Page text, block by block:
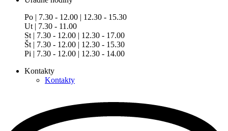
Po | 7.30 - 12.00 | 12.30 - 15.30
Ut | 7.30 - 11.00
St | 7.30 - 12.00 | 12.30 - 17.00
Št | 7.30 - 12.00 | 12.30 - 15.30
Pi | 7.30 - 12.00 | 12.30 - 14.00
Kontakty
Kontakty